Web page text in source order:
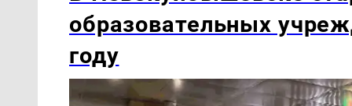
образовательных
году